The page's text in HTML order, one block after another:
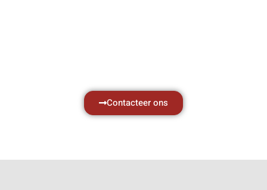
Contacteer ons